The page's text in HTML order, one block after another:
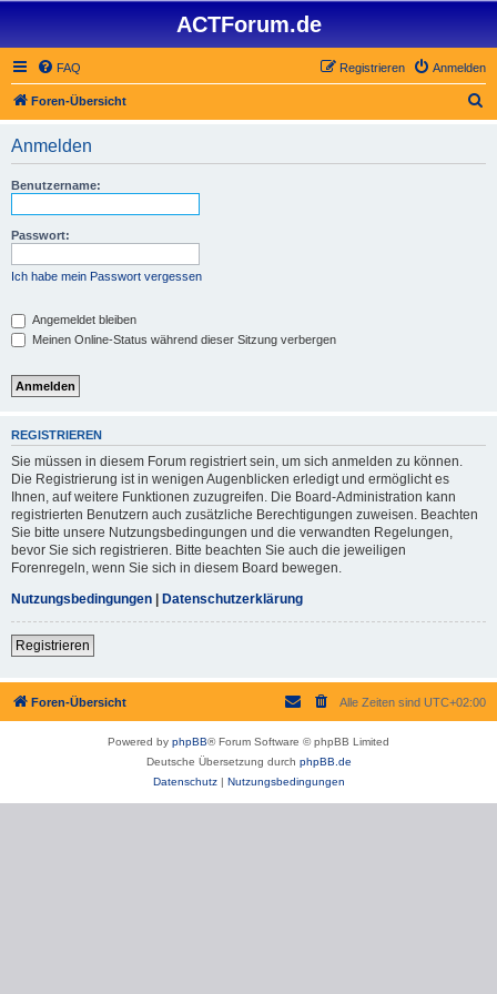
ACTForum.de
FAQ Anmelden
Registrieren
Foren-Übersicht
Anmelden
Benutzername:
Passwort:
Ich habe mein Passwort vergessen
Angemeldet bleiben
Meinen Online-Status während dieser Sitzung verbergen
REGISTRIEREN
Sie müssen in diesem Forum registriert sein, um sich anmelden zu können.
Die Registrierung ist in wenigen Augenblicken erledigt und ermöglicht es
Ihnen, auf weitere Funktionen zuzugreifen. Die Board-Administration kann
registrierten Benutzern auch zusätzliche Berechtigungen zuweisen. Beachten
Sie bitte unsere Nutzungsbedingungen und die verwandten Regelungen,
bevor Sie sich registrieren. Bitte beachten Sie auch die jeweiligen
Forenregeln, wenn Sie sich in diesem Board bewegen.
Nutzungsbedingungen | Datenschutzerklärung
Registrieren
Foren-Übersicht Alle Zeiten sind UTC+02:00
Powered by phpBB® Forum Software © phpBB Limited
Deutsche Übersetzung durch phpBB.de
Datenschutz| Nutzungsbedingungen